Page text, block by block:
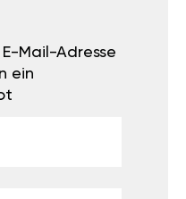
Mail-Adresse
ein